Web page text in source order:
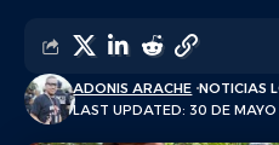
LAST UPDATED: 30 DE
ADONIS ARACHE NOTICIAS